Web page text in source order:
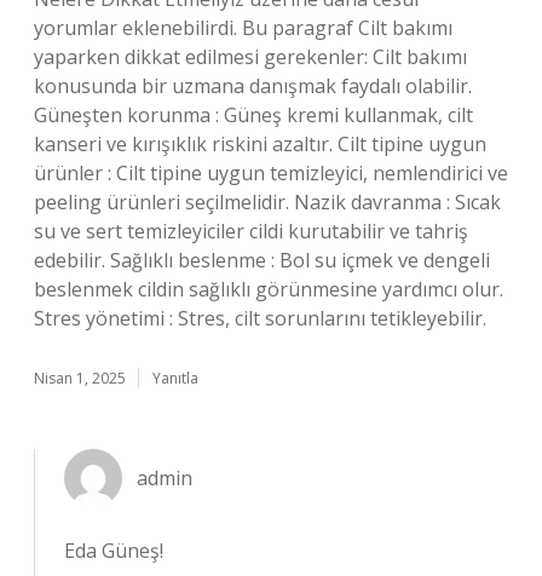
yorumlar eklenebilirdi. Bu paragraf Cilt bakımı
yaparken dikkat edilmesi gerekenler: Cilt bakımı
konusunda bir uzmana danışmak faydalı olabilir.
Güneşten korunma : Güneş kremi kullanmak, cilt
kanseri ve kırışıklık riskini azaltır. Cilt tipine uygun
ürünler : Cilt tipine uygun temizleyici, nemlendirici ve
peeling ürünleri seçilmelidir. Nazik davranma : Sıcak
su ve sert temizleyiciler cildi kurutabilir ve tahriş
edebilir. Sağlıklı beslenme : Bol su içmek ve dengeli
beslenmek cildin sağlıklı görünmesine yardımcı olur.
Stres yönetimi : Stres, cilt sorunlarını tetikleyebilir.
Nisan 1, 2025 Yanıtla
admin
Eda Güneş!